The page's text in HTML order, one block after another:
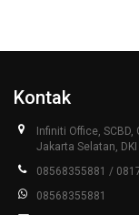
Kontak
Infiniti Office,
Jakarta Selatan,
08568355881 /
08568355881